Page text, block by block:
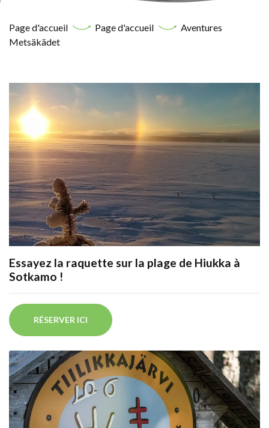
Page d'accueil Page d'accueil
Aventures
Metsäkädet
Essayez la raquette sur la plage de Hiukka à
Sotkamo !
RÉSERVER ICI